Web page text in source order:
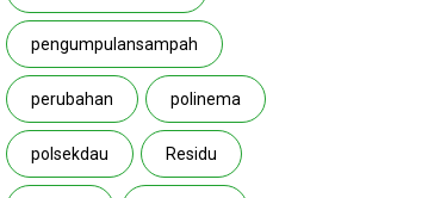
pengumpulansampah
perubahan polinema
polsekdau Residu